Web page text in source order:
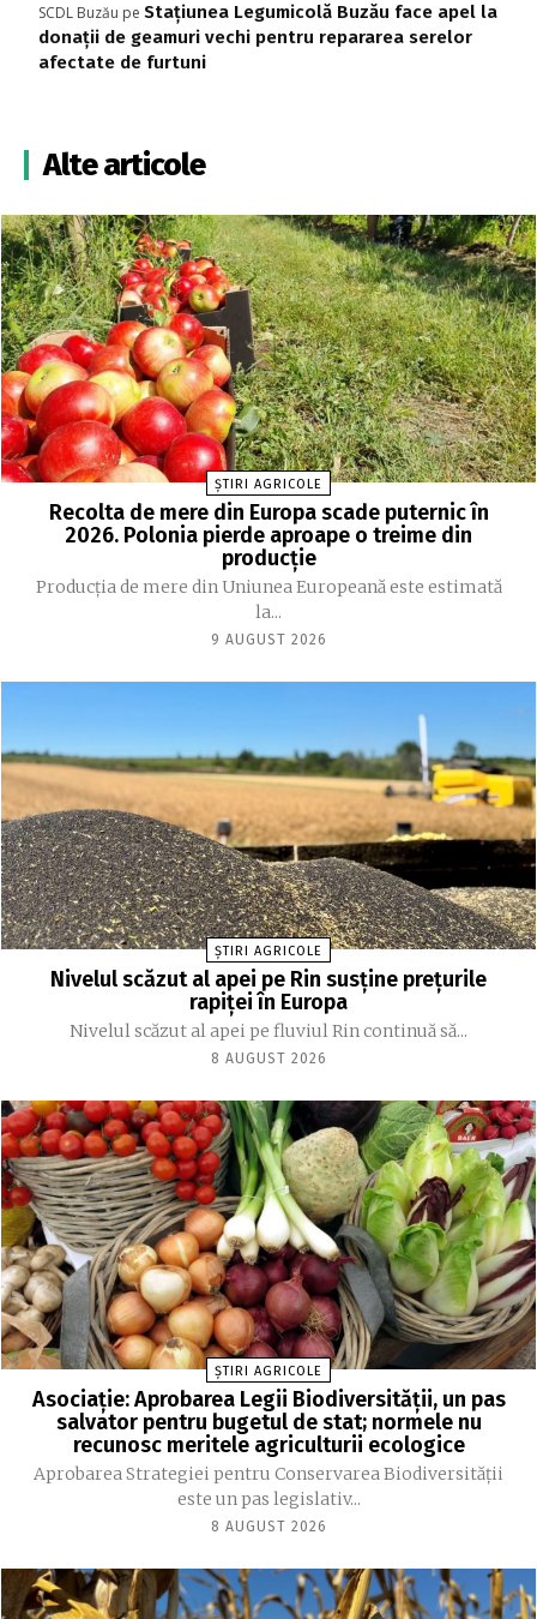
SCDL Buzău pe Stațiunea Legumicolă Buzău face apel la
donații de geamuri vechi pentru repararea serelor
afectate de furtuni
Alte articole
ȘTIRI AGRICOLE
Recolta de mere din Europa scade puternic în
2026. Polonia pierde aproape o treime din
producție
Producția de mere din Uniunea Europeană este estimată
la...
9 AUGUST 2026
ȘTIRI AGRICOLE
Nivelul scăzut al apei pe Rin susține prețurile
rapiței în Europa
Nivelul scăzut al apei pe fluviul Rin continuă să...
8 AUGUST 2026
ȘTIRI AGRICOLE
Asociație: Aprobarea Legii Biodiversității, un pas
salvator pentru bugetul de stat; normele nu
recunosc meritele agriculturii ecologice
Aprobarea Strategiei pentru Conservarea Biodiversității
este un pas legislativ...
8 AUGUST 2026